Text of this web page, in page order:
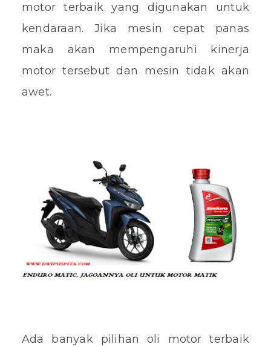
motor terbaik yang digunakan untuk
kendaraan. Jika mesin cepat panas
maka akan mempengaruhi kinerja
motor tersebut dan mesin tidak akan
awet.
Ada banyak pilihan oli motor terbaik